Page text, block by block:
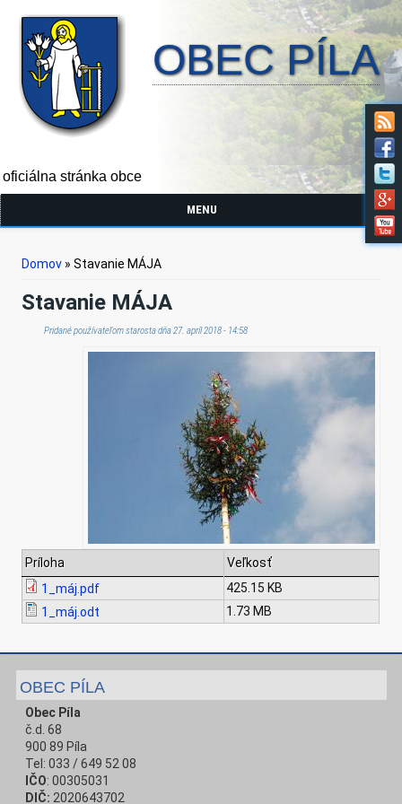
OBEC PÍLA
oficiálna stránka obce
MENU
Nachádzate sa tu
Domov » Stavanie MÁJA
Stavanie MÁJA
Pridané používateľomstarostadňa 27. apríl 2018 - 14:58
Príloha
Veľkosť
1_máj.pdf
425.15 KB
1_máj.odt
1.73 MB
OBEC PÍLA
Obec Píla
č.d. 68
900 89 Píla
Tel: 033 / 649 52 08
IČO: 00305031
DIČ: 2020643702